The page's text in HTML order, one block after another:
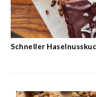
Schneller